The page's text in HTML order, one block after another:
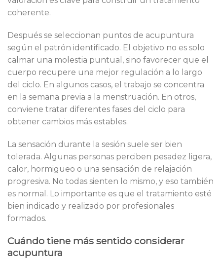
coherente.
Después se seleccionan puntos de acupuntura
según el patrón identificado. El objetivo no es solo
calmar una molestia puntual, sino favorecer que el
cuerpo recupere una mejor regulación a lo largo
del ciclo. En algunos casos, el trabajo se concentra
en la semana previa a la menstruación. En otros,
conviene tratar diferentes fases del ciclo para
obtener cambios más estables.
La sensación durante la sesión suele ser bien
tolerada. Algunas personas perciben pesadez ligera,
calor, hormigueo o una sensación de relajación
progresiva. No todas sienten lo mismo, y eso también
es normal. Lo importante es que el tratamiento esté
bien indicado y realizado por profesionales
formados.
Cuándo tiene más sentido considerar
acupuntura